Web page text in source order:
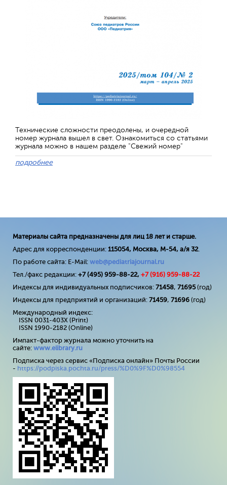
Технические сложности преодолены, и очередной
номер журнала вышел в свет. Ознакомиться со статьями
журнала можно в нашем разделе "Свежий номер"
подробнее
Материалы сайта предназначены для лиц 18 лет и старше.
Адрес для корреспонденции: 115054, Москва, М-54, а/я 32.
По работе сайта: E-Mail: web@pediatriajournal.ru
Тел./факс редакции: +7 (495) 959-88-22, +7 (916) 959-88-22
Индексы для индивидуальных подписчиков: 71458, 71695(год)
Индексы для предприятий и организаций: 71459, 71696 (год)
Международный индекс:
ISSN 0031-403X (Print)
ISSN 1990-2182 (Online)
Импакт-фактор журнала можно уточнить на
сайте: www.elibrary.ru
Подписка через сервис «Подписка онлайн» Почты России
- https://podpiska.pochta.ru/press/%D0%9F%D0%98554